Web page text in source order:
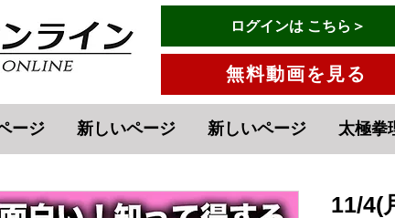
有料会員ログインはこちら→
ログインは こちら＞
無料動画を見る
ージ 新しいページ 新しいページ 太極拳
11/4(